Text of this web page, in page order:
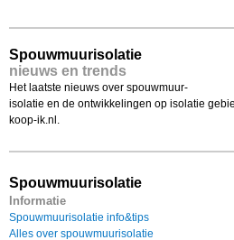
Spouwmuurisolatie
nieuws en trends
Het laatste nieuws over spouwmuur-
isolatie en de ontwikkelingen op isolatie
koop-ik.nl.
Spouwmuurisolatie
Informatie
Spouwmuurisolatie info&tips
Alles over spouwmuurisolatie